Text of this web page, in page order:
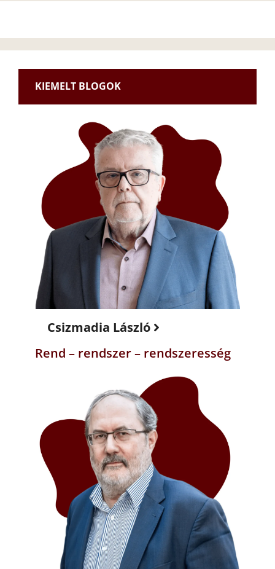
KIEMELT BLOGOK
Csizmadia László
Rend – rendszer – rendszeresség